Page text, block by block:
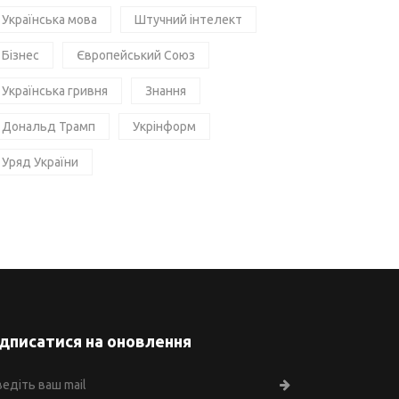
Українська мова Штучний інтелект
Бізнес Європейський Союз
Українська гривня Знання
Дональд Трамп Укрінформ
Уряд України
на оновлення